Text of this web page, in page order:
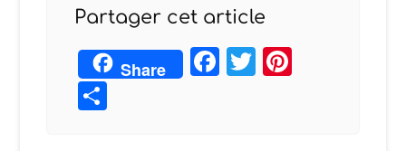
Partager cet article
Share Facebook
Twitter